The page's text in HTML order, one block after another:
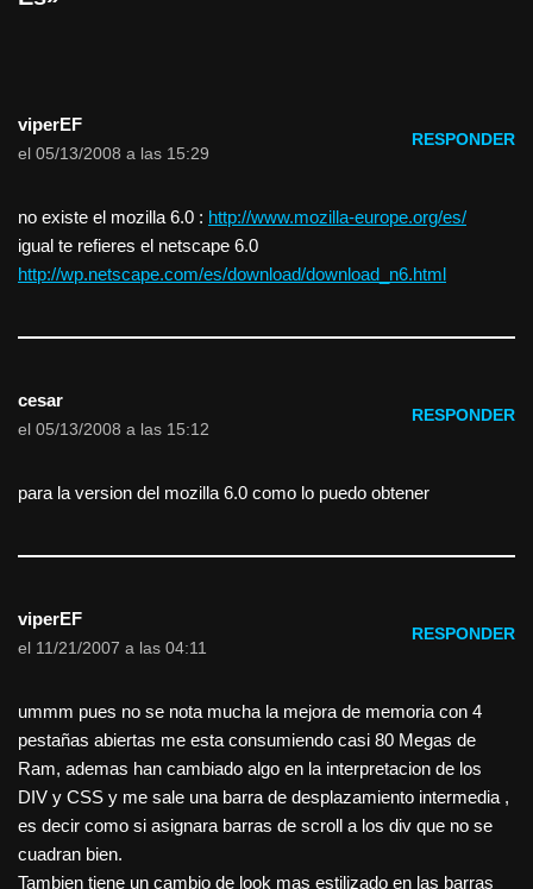
viperEF
el 05/13/2008 a las 15:29
RESPONDER
no existe el mozilla 6.0 : http://www.mozilla-europe.org/es/
igual te refieres el netscape 6.0
http://wp.netscape.com/es/download/download_n6.html
cesar
el 05/13/2008 a las 15:12
RESPONDER
para la version del mozilla 6.0 como lo puedo obtener
viperEF
el 11/21/2007 a las 04:11
RESPONDER
ummm pues no se nota mucha la mejora de memoria con 4
pestañas abiertas me esta consumiendo casi 80 Megas de
Ram, ademas han cambiado algo en la interpretacion de los
DIV y CSS y me sale una barra de desplazamiento intermedia ,
es decir como si asignara barras de scroll a los div que no se
cuadran bien.
Tambien tiene un cambio de look mas estilizado en las barras